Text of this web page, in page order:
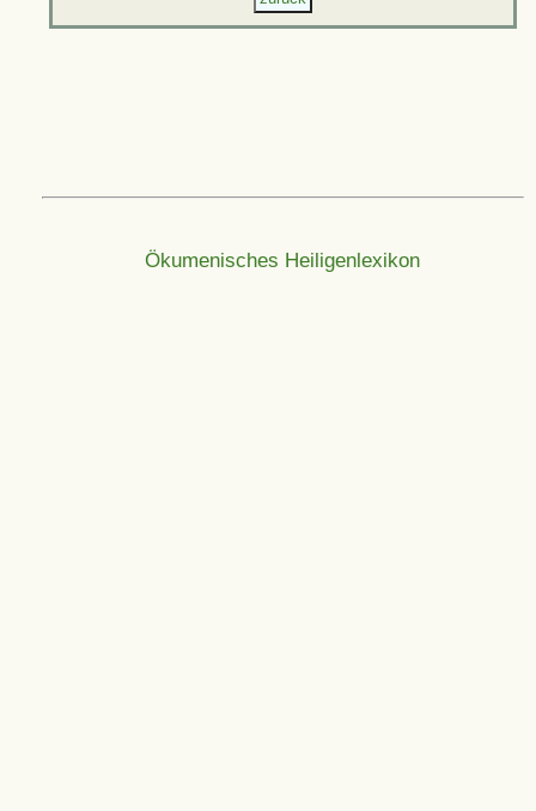
Ökumenisches Heiligenlexikon